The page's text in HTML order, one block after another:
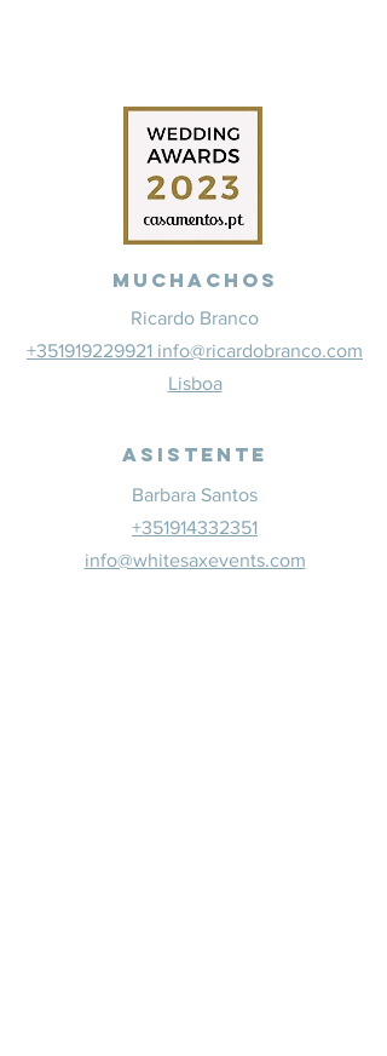
Muchachos
Ricardo Branco
+351919229921 info@ricardobranco.com
Lisboa
Asistente
Barbara Santos
+351914332351
info@whitesaxevents.com